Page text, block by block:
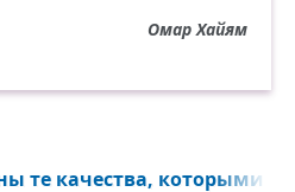
Омар Хайям
те качества, которыми